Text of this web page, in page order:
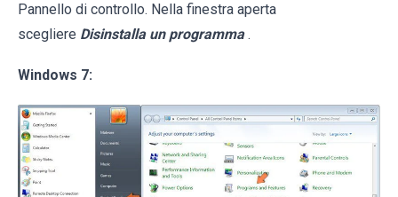
Pannello di controllo. Nella finestra aperta
scegliere Disinstalla un programma .
Windows 7: